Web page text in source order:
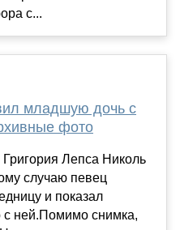
с...
младшую дочь с
фото
Лепса Николь
случаю певец
и показал
с ней.Помимо снимка,